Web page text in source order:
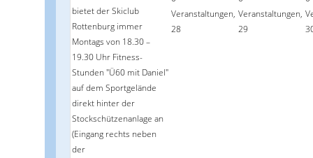
bietet der Skiclub
Rottenburg immer
Montags von 18.30 –
19.30 Uhr Fitness-
Stunden "Ü60 mit Daniel"
auf dem Sportgelände
direkt hinter der
Stockschützenanlage an
(Eingang rechts neben
der
Veranstaltungen,
28
Veranstaltungen,
29